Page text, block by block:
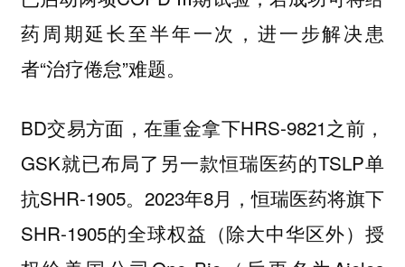
药周期延长至半年一次，进一步解决患
者“治疗倦怠”难题。
BD交易方面，在重金拿下HRS-9821之前，
GSK就已布局了另一款恒瑞医药的TSLP单
抗SHR-1905。2023年8月，恒瑞医药将旗下
SHR-1905的全球权益（除大中华区外）授